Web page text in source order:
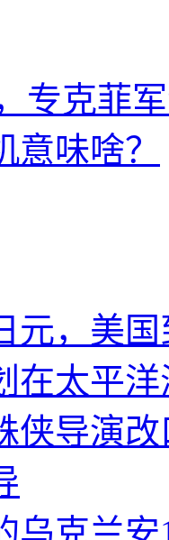
专克菲
意味啥？
元，美
在太平
侠导演
乌克兰